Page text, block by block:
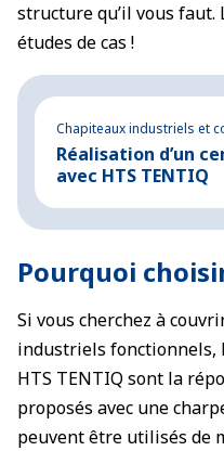
structure qu’il vous
études de cas !
Chapiteaux industriels et
Réalisation d’un
avec HTS TENTIQ
Pourquoi
Si vous cherchez à
industriels
HTS TENTIQ sont la
proposés avec une
peuvent être utilisés de